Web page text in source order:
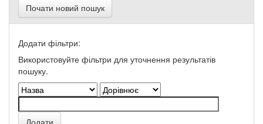
Почати новий пошук
Додати фільтри:
Використовуйте фільтри для уточнення результатів
пошуку.